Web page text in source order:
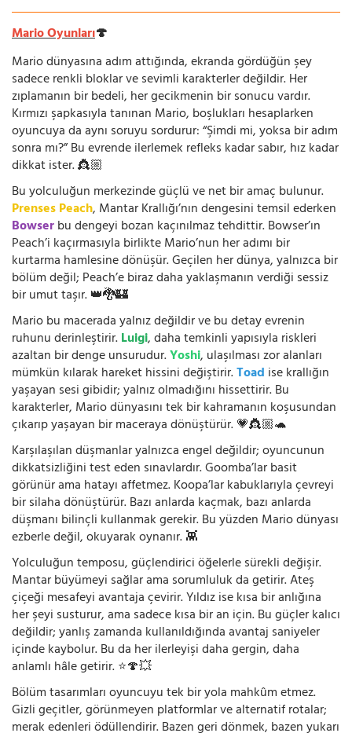
Mario Oyunları🍄
Mario dünyasına adım attığında, ekranda gördüğün şey
sadece renkli bloklar ve sevimli karakterler değildir. Her
zıplamanın bir bedeli, her gecikmenin bir sonucu vardır.
Kırmızı şapkasıyla tanınan Mario, boşlukları hesaplarken
oyuncuya da aynı soruyu sordurur: “Şimdi mi, yoksa bir adım
sonra mı?” Bu evrende ilerlemek refleks kadar sabır, hız kadar
dikkat ister. 👸🏼
Bu yolculuğun merkezinde güçlü ve net bir amaç bulunur.
Prenses Peach, Mantar Krallığı’nın dengesini temsil ederken
Bowserbu dengeyi bozan kaçınılmaz tehdittir. Bowser’ın
Peach’i kaçırmasıyla birlikte Mario’nun her adımı bir
kurtarma hamlesine dönüşür. Geçilen her dünya, yalnızca bir
bölüm değil; Peach’e biraz daha yaklaşmanın verdiği sessiz
bir umut taşır. 👑🐉🏰
Mario bu macerada yalnız değildir ve bu detay evrenin
ruhunu derinleştirir.Luigi, daha temkinli yapısıyla riskleri
azaltan bir denge unsurudur.Yoshi, ulaşılması zor alanları
mümkün kılarak hareket hissini değiştirir.Toad ise krallığın
yaşayan sesi gibidir; yalnız olmadığını hissettirir. Bu
karakterler, Mario dünyasını tek bir kahramanın koşusundan
çıkarıp yaşayan bir maceraya dönüştürür. 💗👸🏼🐢
Karşılaşılan düşmanlar yalnızca engel değildir; oyuncunun
dikkatsizliğini test eden sınavlardır. Goomba’lar basit
görünür ama hatayı affetmez. Koopa’lar kabuklarıyla çevreyi
bir silaha dönüştürür. Bazı anlarda kaçmak, bazı anlarda
düşmanı bilinçli kullanmak gerekir. Bu yüzden Mario dünyası
ezberle değil, okuyarak oynanır. 👾
Yolculuğun temposu, güçlendirici öğelerle sürekli değişir.
Mantar büyümeyi sağlar ama sorumluluk da getirir. Ateş
çiçeği mesafeyi avantaja çevirir. Yıldız ise kısa bir anlığına
her şeyi susturur, ama sadece kısa bir an için. Bu güçler kalıcı
değildir; yanlış zamanda kullanıldığında avantaj saniyeler
içinde kaybolur. Bu da her ilerleyişi daha gergin, daha
anlamlı hâle getirir. ⭐🍄💥
Bölüm tasarımları oyuncuyu tek bir yola mahkûm etmez.
Gizli geçitler, görünmeyen platformlar ve alternatif rotalar;
merak edenleri ödüllendirir. Bazen geri dönmek, bazen yukarı